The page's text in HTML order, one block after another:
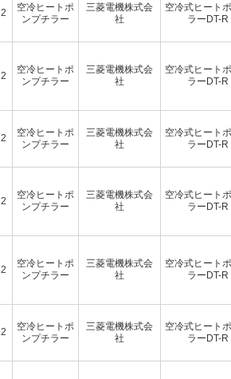
空冷ヒートポ
ンプチラー
三菱電機株式会
社
空冷式ヒート
ラーDT-
空冷ヒートポ
ンプチラー
三菱電機株式会
社
空冷式ヒート
ラーDT-
空冷ヒートポ
ンプチラー
三菱電機株式会
社
空冷式ヒート
ラーDT-
空冷ヒートポ
ンプチラー
三菱電機株式会
社
空冷式ヒート
ラーDT-
空冷ヒートポ
ンプチラー
三菱電機株式会
社
空冷式ヒート
ラーDT-
空冷ヒートポ
ンプチラー
三菱電機株式会
社
空冷式ヒート
ラーDT-